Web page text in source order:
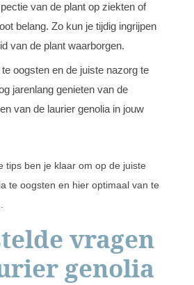
van de plant op ziekten of
belang. Zo kun je tijdig ingrijpen
van de plant waarborgen.
oogsten en de juiste nazorg te
jarenlang genieten van de
van de laurier genolia in jouw
tips ben je klaar om op de juiste
te oogsten en hier optimaal van te
vragen
genolia